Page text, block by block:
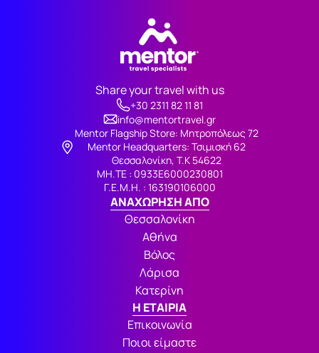
Share your travel with us
+30 2311 82 11 81
info@mentortravel.gr
Mentor Flagship Store: Μητροπόλεως 72
Μentor Headquarters: Τσιμισκή 62
Θεσσαλονίκη, Τ.Κ 54622
ΜΗ.ΤΕ : 0933Ε6000230801
Γ.Ε.Μ.Η. : 163190106000
ΑΝΑΧΩΡΗΣΗ ΑΠΟ
Θεσσαλονίκη
Αθήνα
Βόλος
Λάρισα
Κατερίνη
Η ΕΤΑΙΡΙΑ
Επικοινωνία
Ποιοι είμαστε